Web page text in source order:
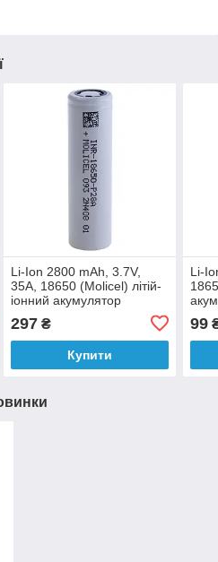
Li-Ion 2800 mAh, 3.7V,
35A, 18650 (Molicel) літій-
іонний акумулятор
INR18650 P28A Grade A
297₴
Купити
Li-
99